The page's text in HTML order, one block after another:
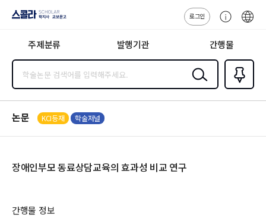
지사·교보문고
로그인
센
주제분류 발행기관 간행물
검색
즐겨찾
기0
논문 KCI등재 학술저널
장애인부모 동료상담교육의 효과성 비교 연구
간행물 정보